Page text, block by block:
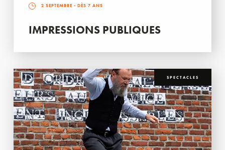
2 SEPTEMBRE - DÈS 7 ANS
IMPRESSIONS PUBLIQUES
SPECTACLES